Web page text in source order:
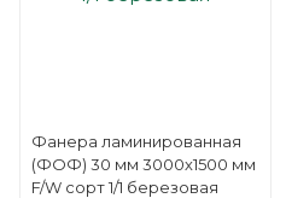
Фанера ламинированная
(ФОФ) 30 мм 3000х1500 мм
F/W сорт 1/1 березовая